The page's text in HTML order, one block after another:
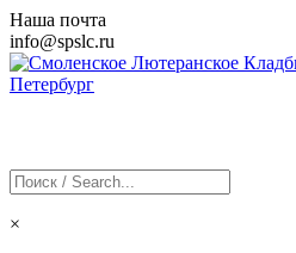
Наша почта
info@spslc.ru
×